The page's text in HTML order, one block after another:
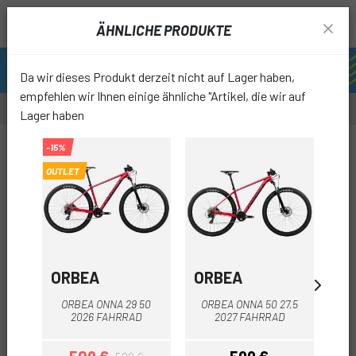
OUTLET
ÄHNLICHE PRODUKTE
Da wir dieses Produkt derzeit nicht auf Lager haben,
empfehlen wir Ihnen einige ähnliche "Artikel, die wir auf
Lager haben
-15%
OUTLET
ORBEA
ORBEA ONNA 29 50
2026 FAHRRAD
ORBEA
ORBEA ONNA 50 27,5
2027 FAHRRAD